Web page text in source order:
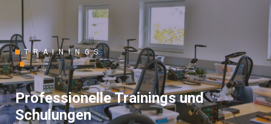
TRAININGS
Professionelle Trainings und
Schulungen